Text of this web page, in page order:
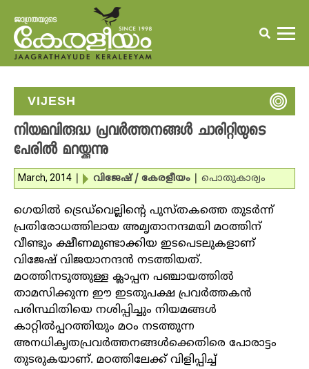
VIJESH
നിയമവിരുദ്ധ പ്രവര്‍ത്തനങ്ങള്‍ ചാരിറ്റിയുടെ
പേരില്‍ മറയ്ക്കുന്നു
March, 2014 വിജേഷ് / കേരളീയം പൊതുകാര്യം
ഗെയില്‍ ട്രെഡ്‌വെല്ലിന്റെ പുസ്തകത്തെ തുടര്‍ന്ന്
പ്രതിരോധത്തിലായ അമൃതാനന്ദമയി മഠത്തിന്
വീണ്ടും ക്ഷീണമുണ്ടാക്കിയ ഇടപെടലുകളാണ്
വിജേഷ് വിജയാനന്ദന്‍ നടത്തിയത്.
മഠത്തിനടുത്തുള്ള ക്ലാപ്പന പഞ്ചായത്തില്‍
താമസിക്കുന്ന ഈ ഇടതുപക്ഷ പ്രവര്‍ത്തകന്‍
പരിസ്ഥിതിയെ നശിപ്പിച്ചും നിയമങ്ങള്‍
കാറ്റില്‍പ്പറത്തിയും മഠം നടത്തുന്ന
അനധികൃതപ്രവര്‍ത്തനങ്ങള്‍ക്കെതിരെ പോരാട്ടം
തുടരുകയാണ്. മഠത്തിലേക്ക് വിളിപ്പിച്ച്